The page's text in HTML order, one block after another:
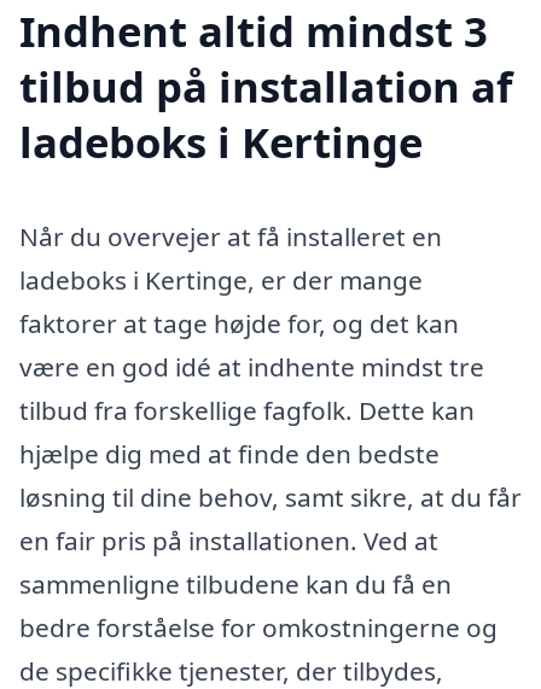
Indhent altid mindst 3
tilbud på installation af
ladeboks i Kertinge
Når du overvejer at få installeret en
ladeboks i Kertinge, er der mange
faktorer at tage højde for, og det kan
være en god idé at indhente mindst tre
tilbud fra forskellige fagfolk. Dette kan
hjælpe dig med at finde den bedste
løsning til dine behov, samt sikre, at du får
en fair pris på installationen. Ved at
sammenligne tilbudene kan du få en
bedre forståelse for omkostningerne og
de specifikke tjenester, der tilbydes,